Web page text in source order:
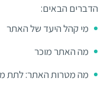
הדברים הבאים:
מי קהל היעד של האתר
מה האתר מוכר
מה מטרות האתר: לתת